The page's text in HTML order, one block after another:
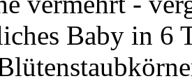
Baby in 6